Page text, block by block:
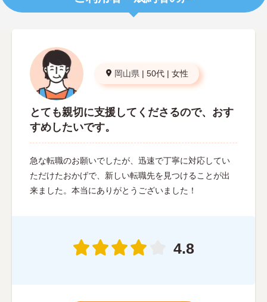
岡山県 | 50代 | 女性
とても親切に支援してくださるので、おす
すめしたいです。
急な転職のお願いでしたが、迅速で丁寧に対応してい
ただけたおかげで、新しい転職先を見つけることが出
来ました。本当にありがとうございました！
4.8